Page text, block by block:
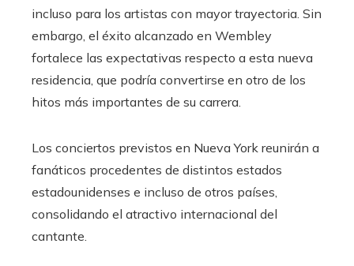
incluso para los artistas con mayor trayectoria. Sin
embargo, el éxito alcanzado en Wembley
fortalece las expectativas respecto a esta nueva
residencia, que podría convertirse en otro de los
hitos más importantes de su carrera.
Los conciertos previstos en Nueva York reunirán a
fanáticos procedentes de distintos estados
estadounidenses e incluso de otros países,
consolidando el atractivo internacional del
cantante.